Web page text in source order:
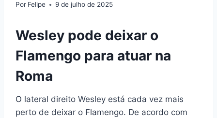
Por Felipe 9 de julho de 2025
Wesley pode deixar o
Flamengo para atuar na
Roma
O lateral direito Wesley está cada vez mais
perto de deixar o Flamengo. De acordo com